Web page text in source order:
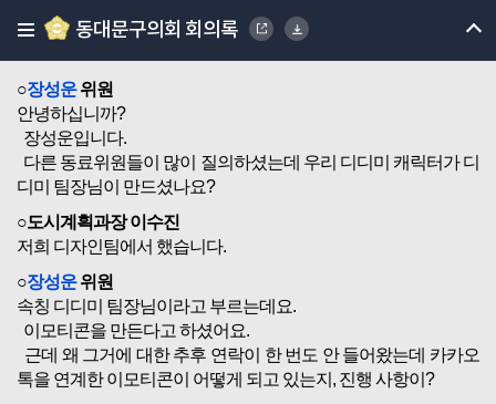
동대문구의회 회의록
다음 질의하실 위원님 계십니까?
○장성운위원
안녕하십니까?
장성운입니다.
다른 동료위원들이 많이 질의하셨는데 우리 디디미 캐릭터가 디
디미 팀장님이 만드셨나요?
○도시계획과장 이수진
저희 디자인팀에서 했습니다.
○장성운위원
속칭 디디미 팀장님이라고 부르는데요.
이모티콘을 만든다고 하셨어요.
근데 왜 그거에 대한 추후 연락이 한 번도 안 들어왔는데 카카오
톡을 연계한 이모티콘이 어떻게 되고 있는지, 진행 사항이?